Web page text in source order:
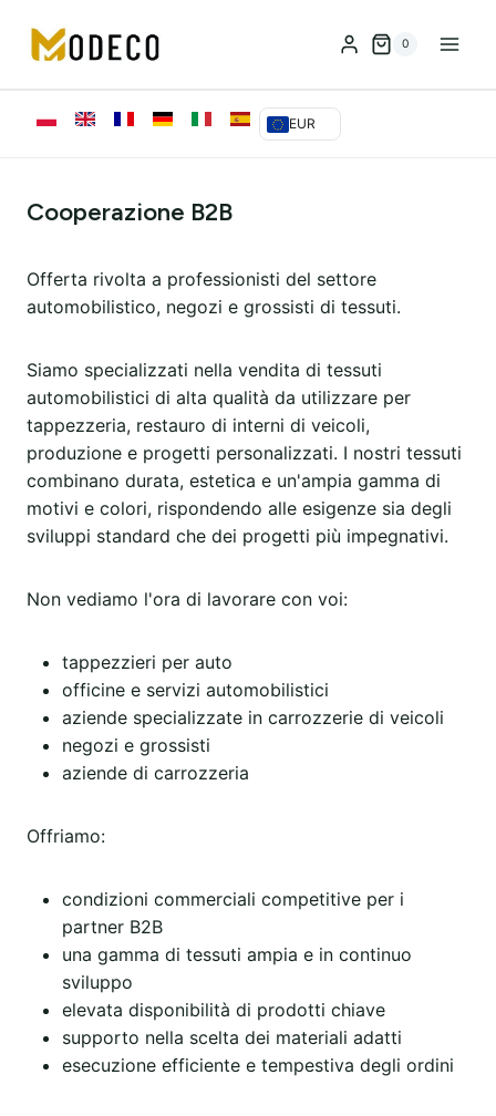
contenuto
0
EUR
Cooperazione B2B
Offerta rivolta a professionisti del settore
automobilistico, negozi e grossisti di tessuti.
Siamo specializzati nella vendita di tessuti
automobilistici di alta qualità da utilizzare per
tappezzeria, restauro di interni di veicoli,
produzione e progetti personalizzati. I nostri tessuti
combinano durata, estetica e un'ampia gamma di
motivi e colori, rispondendo alle esigenze sia degli
sviluppi standard che dei progetti più impegnativi.
Non vediamo l'ora di lavorare con voi:
tappezzieri per auto
officine e servizi automobilistici
aziende specializzate in carrozzerie di veicoli
negozi e grossisti
aziende di carrozzeria
Offriamo:
condizioni commerciali competitive per i
partner B2B
una gamma di tessuti ampia e in continuo
sviluppo
elevata disponibilità di prodotti chiave
supporto nella scelta dei materiali adatti
esecuzione efficiente e tempestiva degli ordini